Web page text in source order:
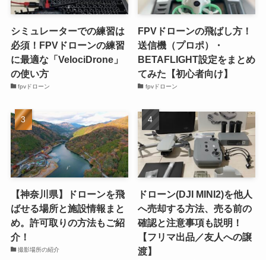
シミュレーターでの練習は
必須！FPVドローンの練習
に最適な「VelociDrone」
の使い方
fpvドローン
FPVドローンの飛ばし方！
送信機（プロポ）・
BETAFLIGHT設定をまとめ
てみた【初心者向け】
fpvドローン
【神奈川県】ドローンを飛
ばせる場所と施設情報まと
め。許可取りの方法もご紹
介！
撮影場所の紹介
ドローン(DJI MINI2)を他人
へ売却する方法、売る前の
確認と注意事項も説明！
【フリマ出品／友人への譲
渡】